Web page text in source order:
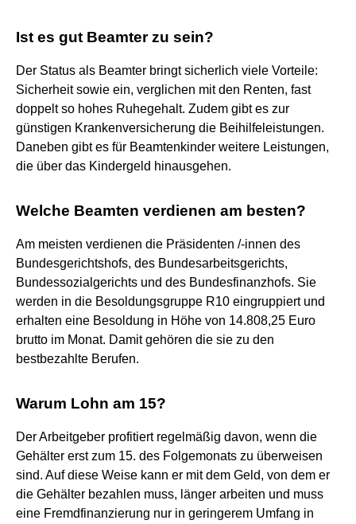
Ist es gut Beamter zu sein?
Der Status als Beamter bringt sicherlich viele Vorteile:
Sicherheit sowie ein, verglichen mit den Renten, fast
doppelt so hohes Ruhegehalt. Zudem gibt es zur
günstigen Krankenversicherung die Beihilfeleistungen.
Daneben gibt es für Beamtenkinder weitere Leistungen,
die über das Kindergeld hinausgehen.
Welche Beamten verdienen am besten?
Am meisten verdienen die Präsidenten /-innen des
Bundesgerichtshofs, des Bundesarbeitsgerichts,
Bundessozialgerichts und des Bundesfinanzhofs. Sie
werden in die Besoldungsgruppe R10 eingruppiert und
erhalten eine Besoldung in Höhe von 14.808,25 Euro
brutto im Monat. Damit gehören die sie zu den
bestbezahlte Berufen.
Warum Lohn am 15?
Der Arbeitgeber profitiert regelmäßig davon, wenn die
Gehälter erst zum 15. des Folgemonats zu überweisen
sind. Auf diese Weise kann er mit dem Geld, von dem er
die Gehälter bezahlen muss, länger arbeiten und muss
eine Fremdfinanzierung nur in geringerem Umfang in